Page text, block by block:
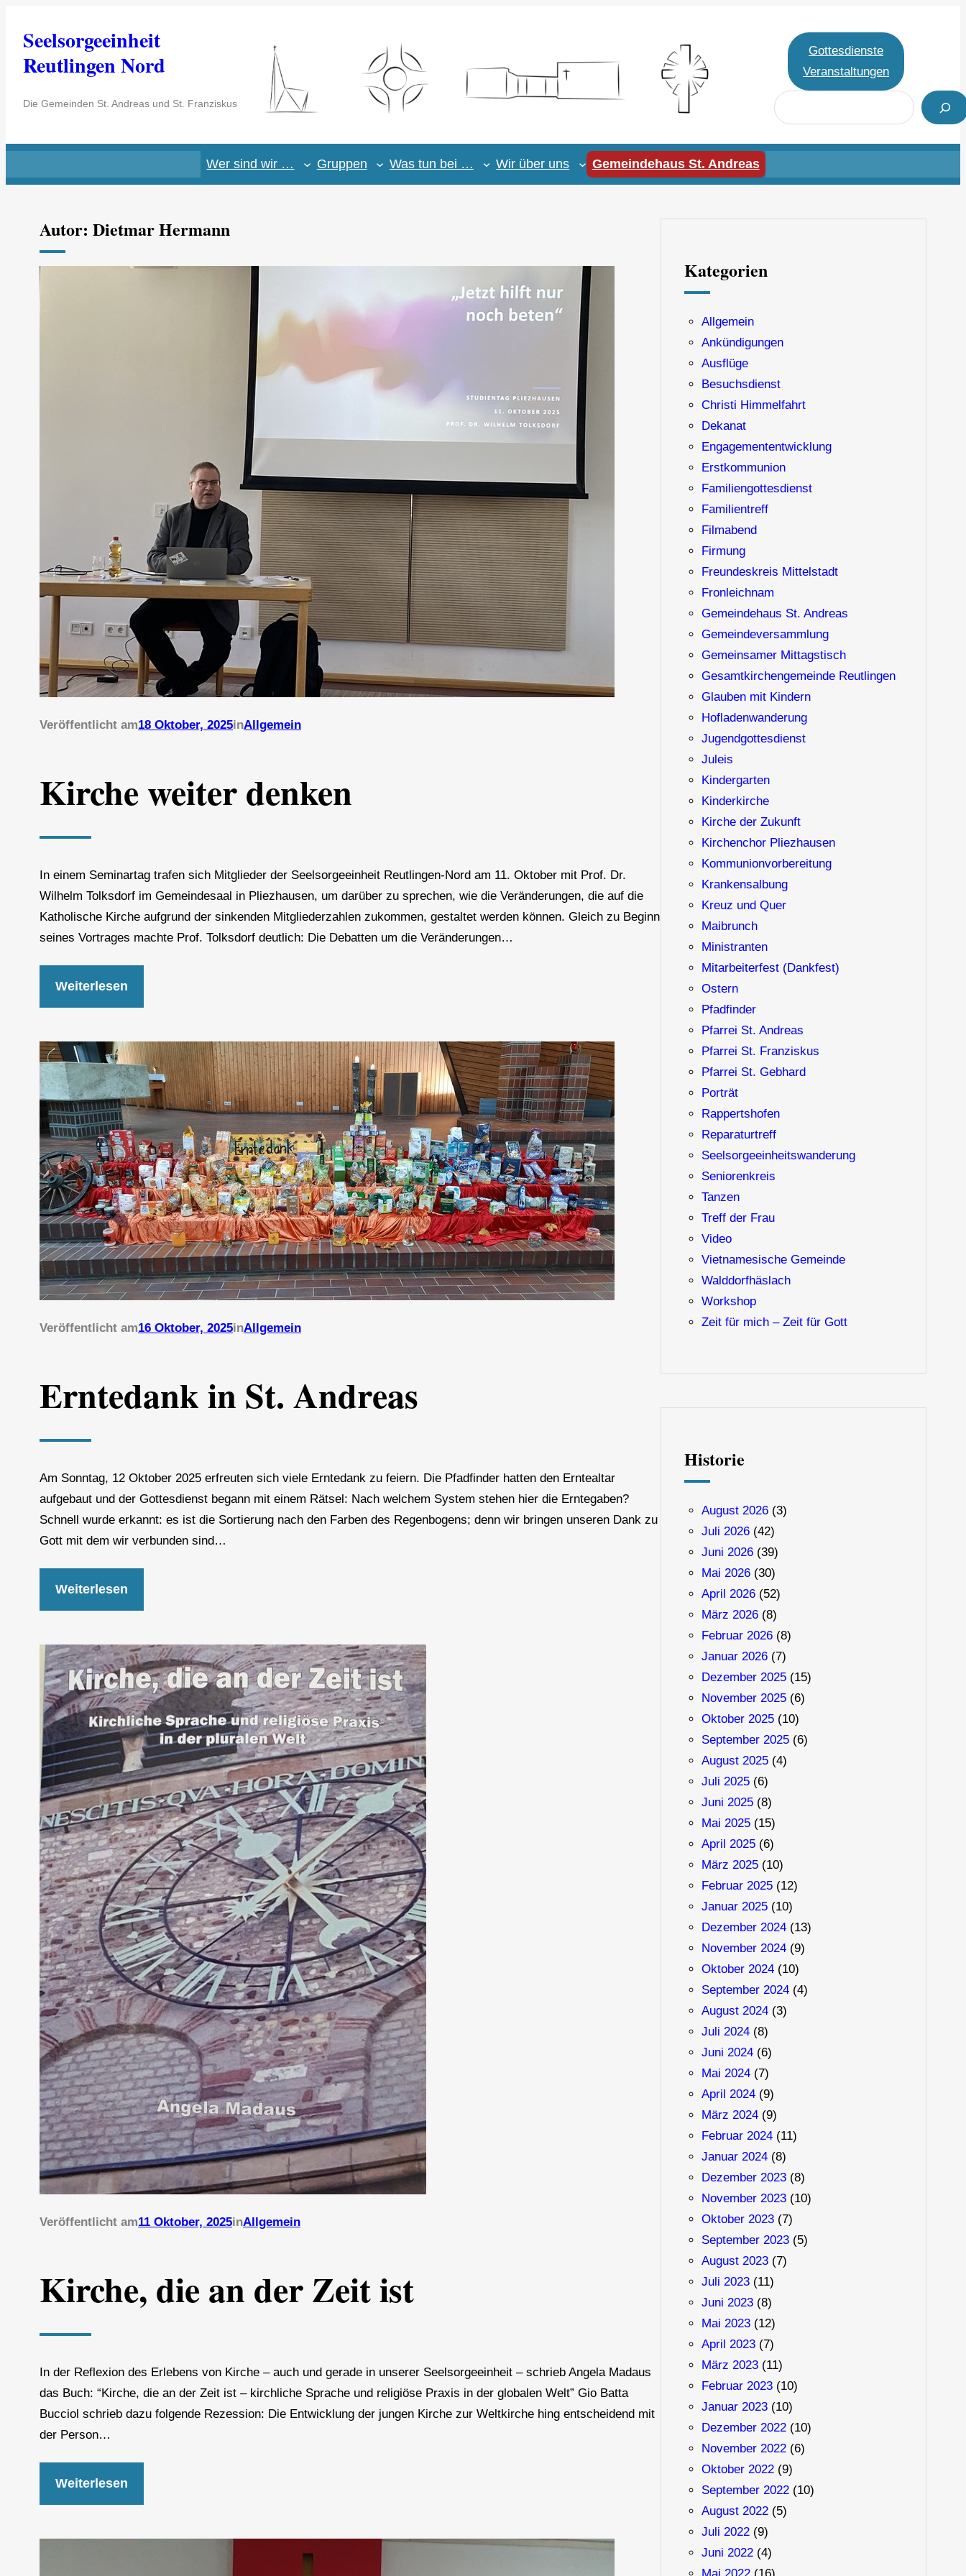
Inhalt
springen
Seelsorgeeinheit
Reutlingen Nord
Die Gemeinden St. Andreas und St. Franziskus
Gottesdienste
Veranstaltungen
S
u
c
e
Wer sind wir … Gruppen Was tun bei … Wir über uns Gemeindehaus St. Andreas
Autor:Dietmar Hermann
Veröffentlicht am18 Oktober, 2025inAllgemein
Kirche weiter denken
In einem Seminartag trafen sich Mitglieder der Seelsorgeeinheit Reutlingen-Nord am 11. Oktober mit Prof. Dr.
Wilhelm Tolksdorf im Gemeindesaal in Pliezhausen, um darüber zu sprechen, wie die Veränderungen, die auf die
Katholische Kirche aufgrund der sinkenden Mitgliederzahlen zukommen, gestaltet werden können. Gleich zu Beginn
seines Vortrages machte Prof. Tolksdorf deutlich: Die Debatten um die Veränderungen…
Weiterlesen
Veröffentlicht am16 Oktober, 2025inAllgemein
Erntedank in St. Andreas
Am Sonntag, 12 Oktober 2025 erfreuten sich viele Erntedank zu feiern. Die Pfadfinder hatten den Erntealtar
aufgebaut und der Gottesdienst begann mit einem Rätsel: Nach welchem System stehen hier die Erntegaben?
Schnell wurde erkannt: es ist die Sortierung nach den Farben des Regenbogens; denn wir bringen unseren Dank zu
Gott mit dem wir verbunden sind…
Weiterlesen
Veröffentlicht am11 Oktober, 2025inAllgemein
Kirche, die an der Zeit ist
In der Reflexion des Erlebens von Kirche – auch und gerade in unserer Seelsorgeeinheit – schrieb Angela Madaus
das Buch: “Kirche, die an der Zeit ist – kirchliche Sprache und religiöse Praxis in der globalen Welt” Gio Batta
Bucciol schrieb dazu folgende Rezession: Die Entwicklung der jungen Kirche zur Weltkirche hing entscheidend mit
der Person…
Weiterlesen
Kategorien
Allgemein
Ankündigungen
Ausflüge
Besuchsdienst
Christi Himmelfahrt
Dekanat
Engagemententwicklung
Erstkommunion
Familiengottesdienst
Familientreff
Filmabend
Firmung
Freundeskreis Mittelstadt
Fronleichnam
Gemeindehaus St. Andreas
Gemeindeversammlung
Gemeinsamer Mittagstisch
Gesamtkirchengemeinde Reutlingen
Glauben mit Kindern
Hofladenwanderung
Jugendgottesdienst
Juleis
Kindergarten
Kinderkirche
Kirche der Zukunft
Kirchenchor Pliezhausen
Kommunionvorbereitung
Krankensalbung
Kreuz und Quer
Maibrunch
Ministranten
Mitarbeiterfest (Dankfest)
Ostern
Pfadfinder
Pfarrei St. Andreas
Pfarrei St. Franziskus
Pfarrei St. Gebhard
Porträt
Rappertshofen
Reparaturtreff
Seelsorgeeinheitswanderung
Seniorenkreis
Tanzen
Treff der Frau
Video
Vietnamesische Gemeinde
Walddorfhäslach
Workshop
Zeit für mich – Zeit für Gott
Historie
August 2026(3)
Juli 2026(42)
Juni 2026(39)
Mai 2026(30)
April 2026(52)
März 2026(8)
Februar 2026(8)
Januar 2026(7)
Dezember 2025(15)
November 2025(6)
Oktober 2025(10)
September 2025(6)
August 2025(4)
Juli 2025(6)
Juni 2025(8)
Mai 2025(15)
April 2025(6)
März 2025(10)
Februar 2025(12)
Januar 2025(10)
Dezember 2024(13)
November 2024(9)
Oktober 2024(10)
September 2024(4)
August 2024(3)
Juli 2024(8)
Juni 2024(6)
Mai 2024(7)
April 2024(9)
März 2024(9)
Februar 2024(11)
Januar 2024(8)
Dezember 2023(8)
November 2023(10)
Oktober 2023(7)
September 2023(5)
August 2023(7)
Juli 2023(11)
Juni 2023(8)
Mai 2023(12)
April 2023(7)
März 2023(11)
Februar 2023(10)
Januar 2023(10)
Dezember 2022(10)
November 2022(6)
Oktober 2022(9)
September 2022(10)
August 2022(5)
Juli 2022(9)
Juni 2022(4)